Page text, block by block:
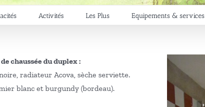
Activités Les Plus Equipements & services
chaussée du duplex :
radiateur Acova, sèche serviette.
blanc et burgundy (bordeau).